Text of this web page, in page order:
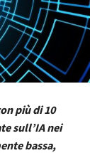
più di 10
sull’IA nei
bassa,